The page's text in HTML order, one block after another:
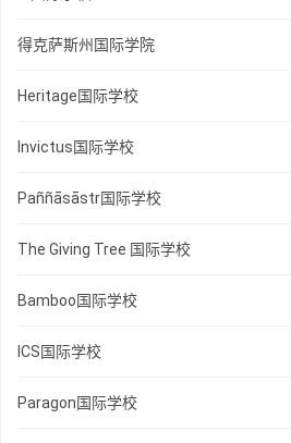
得克萨斯州国际学院
Heritage国际学校
Invictus国际学校
Paññāsāstr国际学校
The Giving Tree 国际学校
Bamboo国际学校
ICS国际学校
Paragon国际学校